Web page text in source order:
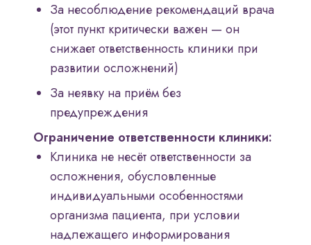
За несоблюдение рекомендаций врача
(этот пункт критически важен — он
снижает ответственность клиники при
развитии осложнений)
За неявку на приём без
предупреждения
Ограничение ответственности клиники:
Клиника не несёт ответственности за
осложнения, обусловленные
индивидуальными особенностями
организма пациента, при условии
надлежащего информирования